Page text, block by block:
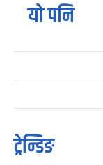
यो पनि
ट्रेन्डिङ